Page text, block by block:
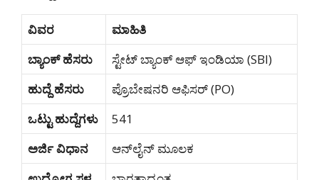
ವಿವರ
ಮಾಹಿತಿ
ಬ್ಯಾಂಕ್ ಹೆಸರು
ಸ್ಟೇಟ್ ಬ್ಯಾಂಕ್ ಆಫ್ ಇಂಡಿಯಾ (SBI)
ಹುದ್ದೆ ಹೆಸರು
ಪ್ರೊಬೇಷನರಿ ಆಫಿಸರ್ (PO)
ಒಟ್ಟು ಹುದ್ದೆಗಳು
541
ಅರ್ಜಿ ವಿಧಾನ
ಆನ್‌ಲೈನ್ ಮೂಲಕ